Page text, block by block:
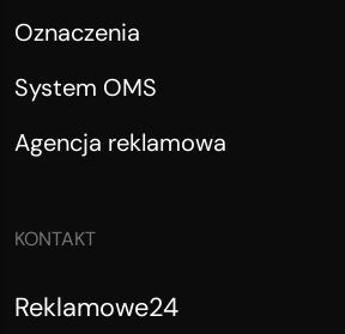
Oznaczenia
System OMS
Agencja reklamowa
KONTAKT
Reklamowe24